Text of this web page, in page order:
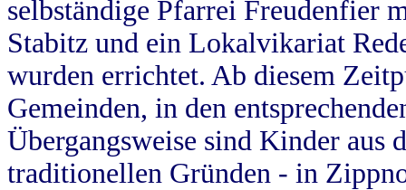
selbständige Pfarrei Freudenfier
Stabitz und ein Lokalvikariat
wurden errichtet. Ab diesem
Gemeinden, in den
Übergangsweise sind Kinder aus
traditionellen Gründen - in